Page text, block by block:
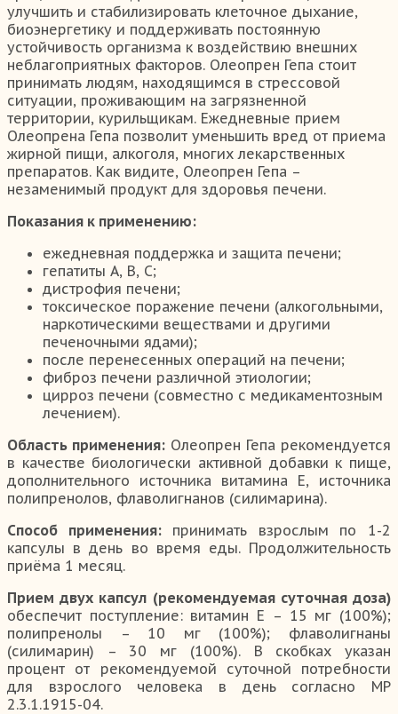
улучшить и стабилизировать клеточное дыхание,
биоэнергетику и поддерживать постоянную
устойчивость организма к воздействию внешних
неблагоприятных факторов. Олеопрен Гепа стоит
принимать людям, находящимся в стрессовой
ситуации, проживающим на загрязненной
территории, курильщикам. Ежедневные прием
Олеопрена Гепа позволит уменьшить вред от приема
жирной пищи, алкоголя, многих лекарственных
препаратов. Как видите, Олеопрен Гепа –
незаменимый продукт для здоровья печени.
Показания к применению:
ежедневная поддержка и защита печени;
гепатиты А, В, С;
дистрофия печени;
токсическое поражение печени (алкогольными,
наркотическими веществами и другими
печеночными ядами);
после перенесенных операций на печени;
фиброз печени различной этиологии;
цирроз печени (совместно с медикаментозным
лечением).
Область применения: Олеопрен Гепа рекомендуется
в качестве биологически активной добавки к пище,
дополнительного источника витамина Е, источника
полипренолов, флаволигнанов (силимарина).
Способ применения:принимать взрослым по 1-2
капсулы в день во время еды. Продолжительность
приёма 1 месяц.
Прием двух капсул (рекомендуемая суточная доза)
обеспечит поступление: витамин Е – 15 мг (100%);
полипренолы – 10 мг (100%); флаволигнаны
(силимарин) – 30 мг (100%). В скобках указан
процент от рекомендуемой суточной потребности
для взрослого человека в день согласно МР
2.3.1.1915-04.